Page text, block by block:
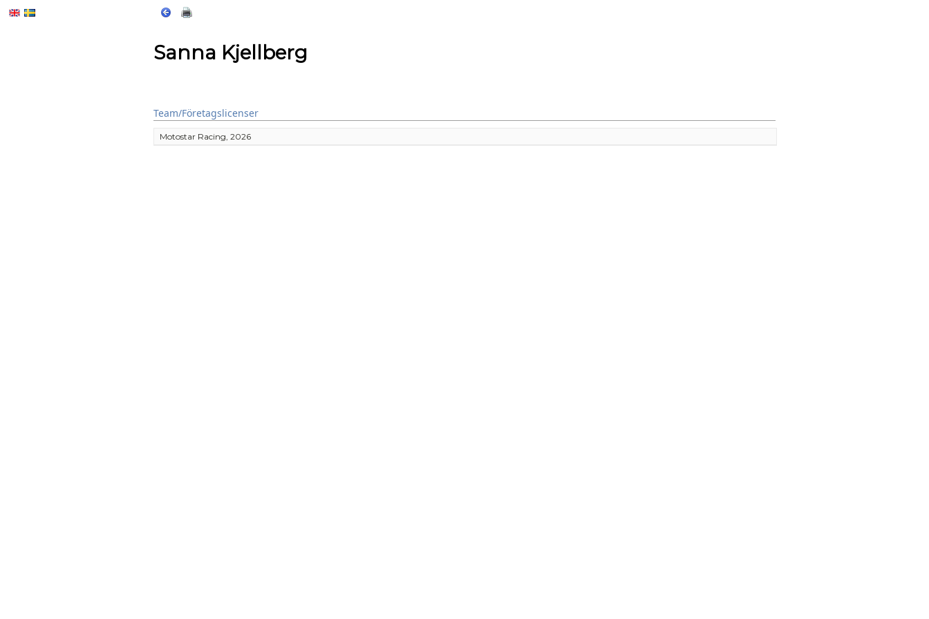
Sanna Kjellberg
Team/Företagslicenser
Motostar Racing, 2026